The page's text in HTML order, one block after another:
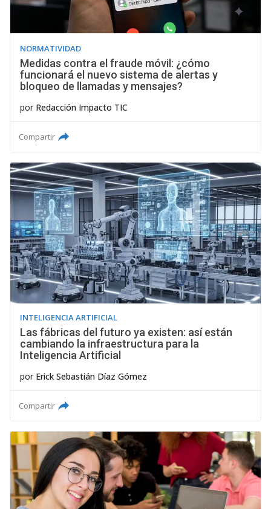
NORMATIVIDAD
Medidas contra el fraude móvil: ¿cómo
funcionará el nuevo sistema de alertas y
bloqueo de llamadas y mensajes?
por Redacción Impacto TIC
Compartir
INTELIGENCIA ARTIFICIAL
Las fábricas del futuro ya existen: así están
cambiando la infraestructura para la
Inteligencia Artificial
por Erick Sebastián Díaz Gómez
Compartir